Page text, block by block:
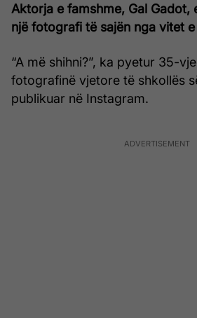
Aktorja e famshme, Gal Gadot,
një fotografi të sajën nga vitet
“A më shihni?”, ka pyetur 35-
fotografinë vjetore të shkollës
publikuar në Instagram.